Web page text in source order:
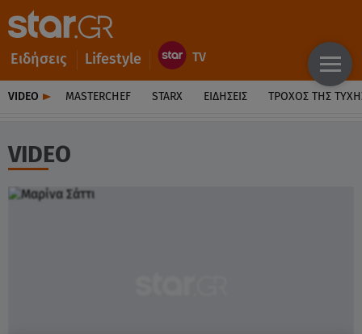
Ειδήσεις Lifestyle
VIDEO MASTERCHEF STARX ΕΙΔΉΣΕΙΣ ΤΡΟΧΌΣ ΤΗΣ
VIDEO